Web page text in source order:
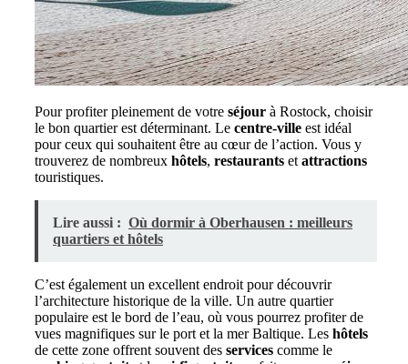
Pour profiter pleinement de votre séjour à Rostock, choisir
le bon quartier est déterminant. Le centre-ville est idéal
pour ceux qui souhaitent être au cœur de l’action. Vous y
trouverez de nombreux hôtels, restaurants et attractions
touristiques.
Lire aussi : Où dormir à Oberhausen : meilleurs
quartiers et hôtels
C’est également un excellent endroit pour découvrir
l’architecture historique de la ville. Un autre quartier
populaire est le bord de l’eau, où vous pourrez profiter de
vues magnifiques sur le port et la mer Baltique. Les hôtels
de cette zone offrent souvent des services comme le